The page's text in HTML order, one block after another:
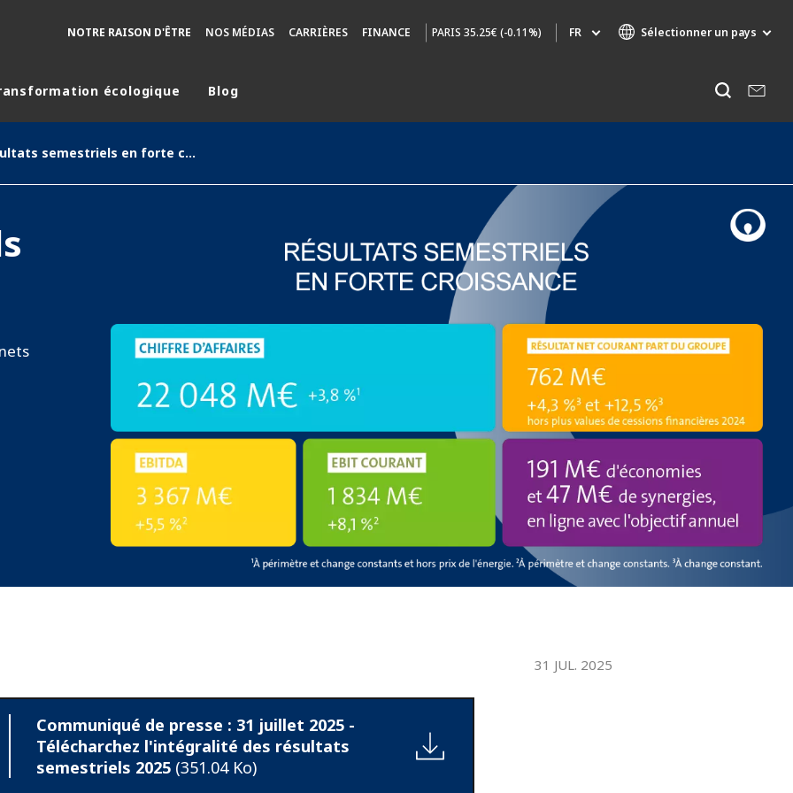
NOTRE RAISON D'ÊTRE NOS MÉDIAS CARRIÈRES FINANCE PARIS 35.25€ (-0.11%) FR Sélectionner un pays
AIR QUALITY
INGÉNIERIE & CONSEIL
HAZARDOUS WASTE EUROPE
INDUSTRIES GLOBAL SOLUTIONS
NUCLEAR SOLUTIONS
OFIS
SEDE BENELUX
VEOLIA AGRICULTURE
WATER TECHNOLOGIES
écologique Blog
Résultats semestriels en forte croissance
31 JUL. 2025
Communiqué de presse : 31 juillet 2025 -
Télécharchez l'intégralité des résultats
semestriels 2025 (351.04 Ko)